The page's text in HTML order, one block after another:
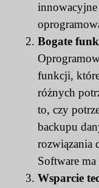
Bogate
funkcji,
różnych
to, czy
backupu
rozwiązania
Software
Wsparcie